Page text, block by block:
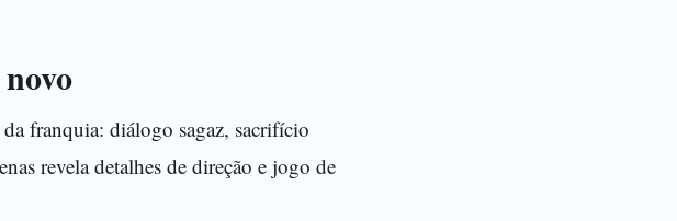
franquia: diálogo sagaz, sacrifício
revela detalhes de direção e jogo de